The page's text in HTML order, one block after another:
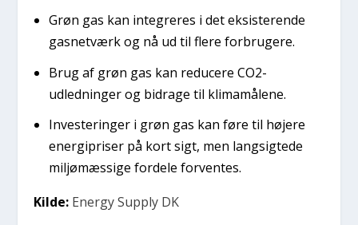
Grøn gas kan integreres i det eksisterende
gasnetværk og nå ud til flere forbrugere.
Brug af grøn gas kan reducere CO2-
udledninger og bidrage til klimamålene.
Investeringer i grøn gas kan føre til højere
energipriser på kort sigt, men langsigtede
miljømæssige fordele forventes.
Kilde: Energy Supply DK